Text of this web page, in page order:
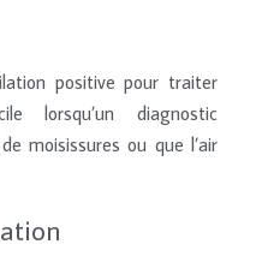
positive pour traiter
lorsqu’un diagnostic
moisissures ou que l’air